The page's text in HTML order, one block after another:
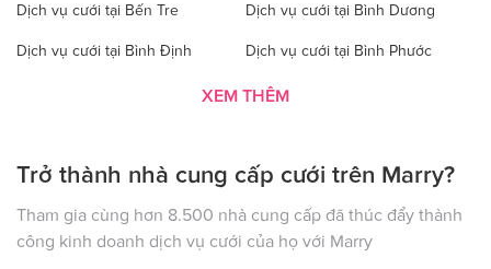
Dịch vụ cưới tại Bến Tre Dịch vụ cưới tại Bình Dương
Dịch vụ cưới tại Bình Định Dịch vụ cưới tại Bình Phước
Dịch vụ cưới tại Bình Thuận Dịch vụ cưới tại Cà Mau
Dịch vụ cưới tại Hà Nội Dịch vụ cưới tại Đăk Nông
Dịch vụ cưới tại Điện Biên Dịch vụ cưới tại Đồng Nai
Dịch vụ cưới tại Đồng Tháp Dịch vụ cưới tại Gia Lai
XEM THÊM
Trở thành nhà cung cấp cưới trên Marry?
Tham gia cùng hơn 8.500 nhà cung cấp đã thúc đẩy thành
công kinh doanh dịch vụ cưới của họ với Marry